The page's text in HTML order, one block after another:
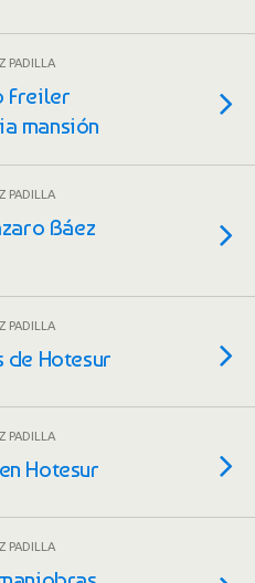
PADILLA
Freiler
mansión
PADILLA
Báez
PADILLA
Hotesur
PADILLA
Hotesur
PADILLA